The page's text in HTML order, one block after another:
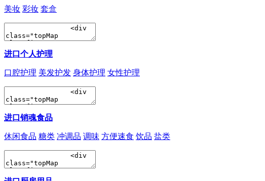
美妆 彩妆 套盒
进口个人护理
口腔护理 美发护发 身体护理 女性护理
进口销魂食品
休闲食品 糖类 冲调品 调味 方便速食 饮品 盐类